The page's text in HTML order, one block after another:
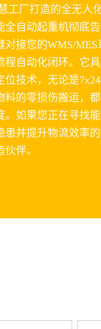
工厂打造的全无人
全自动起重机彻底
对接您的WMS/
程自动化闭环。它
位技术，无论是
料的零损伤搬运，都
。如果您正在寻找
患并提升物流效率
伴。